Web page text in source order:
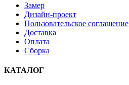
Замер
Дизайн-проект
Пользовательское соглашение
Доставка
Оплата
Сборка
КАТАЛОГ